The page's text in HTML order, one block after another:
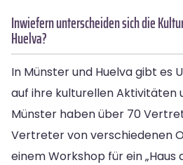
Inwiefern unterscheiden sich die
Huelva?
In Münster und Huelva gibt es
auf ihre kulturellen Aktivitäten
Münster haben über 70
Vertreter von verschiedenen
einem Workshop für ein „Haus